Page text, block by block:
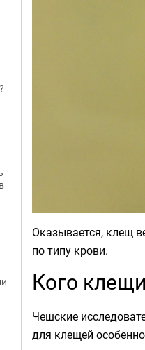
Оказывается, клещ
по типу крови.
Кого
Чешские
для клещей